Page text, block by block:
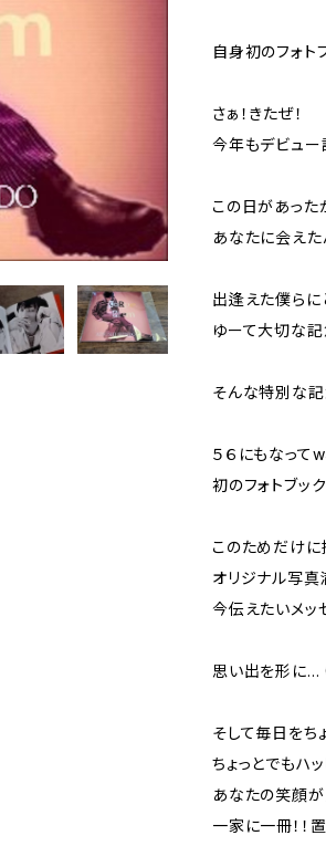
自身初のフォト
さぁ！きたぜ！
今年もデビュー
この日があった
あなたに会えた
出逢えた僕らに
ゆーて大切な記
そんな特別な記
５６にもなってw
初のフォトブッ
このためだけに
オリジナル写真
今伝えたいメッ
思い出を形に…
そして毎日をち
ちょっとでもハッ
あなたの笑顔が
一家に一冊！！